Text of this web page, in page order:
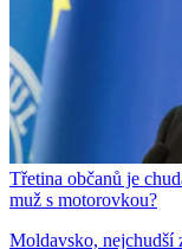
Třetina občanů je
muž s motorovkou?
Moldavsko, nejchudší